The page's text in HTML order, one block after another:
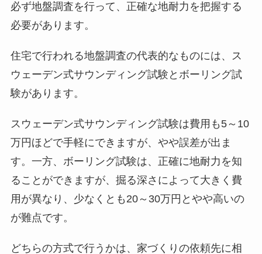
必ず地盤調査を行って、正確な地耐力を把握する
必要があります。
住宅で行われる地盤調査の代表的なものには、ス
ウェーデン式サウンディング試験とボーリング試
験があります。
スウェーデン式サウンディング試験は費用も5～10
万円ほどで手軽にできますが、やや誤差が出ま
す。一方、ボーリング試験は、正確に地耐力を知
ることができますが、掘る深さによって大きく費
用が異なり、少なくとも20～30万円とやや高いの
が難点です。
どちらの方式で行うかは、家づくりの依頼先に相